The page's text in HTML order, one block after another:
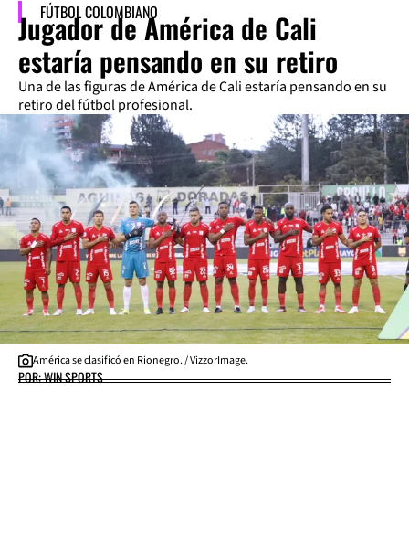
FÚTBOL COLOMBIANO
Jugador de América de Cali
estaría pensando en su retiro
Una de las figuras de América de Cali estaría pensando en su
retiro del fútbol profesional.
América se clasificó en Rionegro. / VizzorImage.
POR: WIN SPORTS